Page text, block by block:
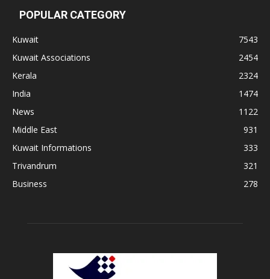
POPULAR CATEGORY
Kuwait
7543
Kuwait Associations
2454
Kerala
2324
India
1474
News
1122
Middle East
931
Kuwait Informations
333
Trivandrum
321
Business
278